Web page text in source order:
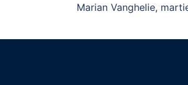
Marian Vanghelie,